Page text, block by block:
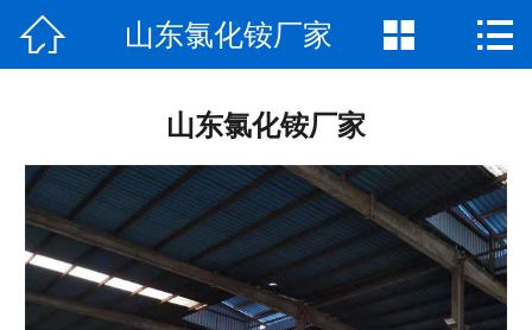
网站首页
厂房厂景
新闻资讯
 山东氯化铵厂家  
山东氯化铵厂家